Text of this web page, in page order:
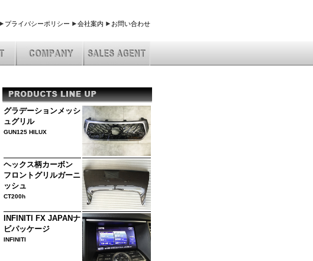
プライバシーポリシー 会社案内 お問い合わせ
グラデーションメッシ
ュグリル
GUN125 HILUX
ヘックス柄カーボン
フロントグリルガーニ
ッシュ
CT200h
INFINITI FX JAPANナ
ビパッケージ
INFINITI